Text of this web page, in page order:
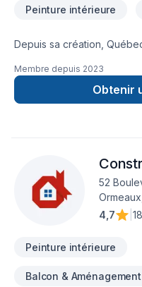
Peinture intérieure
Depuis sa création,
desservons
professionnalisme. Notre
tout en respectant vos
Membre depuis 2023
Obtenir
52
4,7
Peinture intérieure
Balcon &